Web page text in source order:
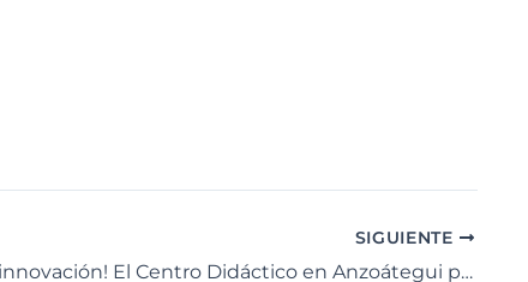
SIGUIENTE
¡Tardes de innovación! El Centro Didáctico en Anzoátegui potencia el talento técnico de la regióPlantilla 2 – Copy